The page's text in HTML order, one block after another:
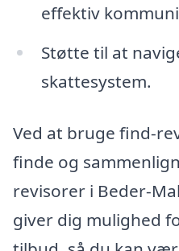
effektiv
Støtte til at
skattesystem.
Ved at bruge find-
finde og
revisorer i Beder-
giver dig mulighed